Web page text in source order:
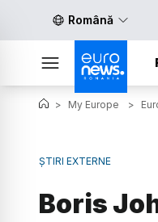
Română
> My Europe >
ȘTIRI EXTERNE
Boris